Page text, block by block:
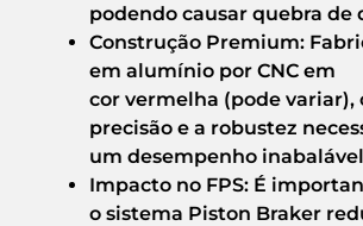
podendo causar quebra de
Construção Premium:
em alumínio por CNC em
cor vermelha (pode variar),
precisão e a robustez
um desempenho
Impacto no FPS: É
o sistema Piston Braker